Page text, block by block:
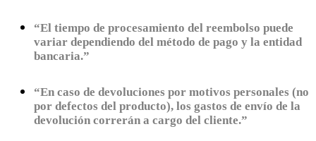
“El tiempo de procesamiento del reembolso puede
variar dependiendo del método de pago y la entidad
bancaria.”
“En caso de devoluciones por motivos personales (no
por defectos del producto), los gastos de envío de la
devolución correrán a cargo del cliente.”